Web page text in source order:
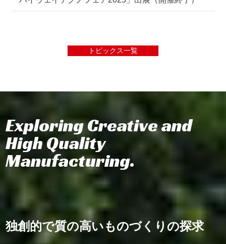
トピックス一覧
Exploring Creative and
High Quality
Manufacturing.
独創的で質の高いものづくりの探求